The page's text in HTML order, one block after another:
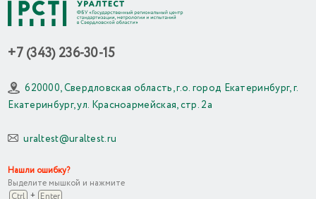
+7 (343) 236-30-15
620000, Свердловская область, г.о. город Екатеринбург, г.
Екатеринбург, ул. Красноармейская, стр. 2а
uraltest@uraltest.ru
Нашли ошибку?
Выделите мышкой и нажмите
Ctrl + Enter